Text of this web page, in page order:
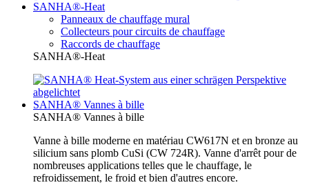
SANHA®-Heat
Panneaux de chauffage mural
Collecteurs pour circuits de chauffage
Raccords de chauffage
SANHA®-Heat
SANHA® Vannes à bille
SANHA® Vannes à bille
Vanne à bille moderne en matériau CW617N et en bronze au
silicium sans plomb CuSi (CW 724R). Vanne d'arrêt pour de
nombreuses applications telles que le chauffage, le
refroidissement, le froid et bien d'autres encore.